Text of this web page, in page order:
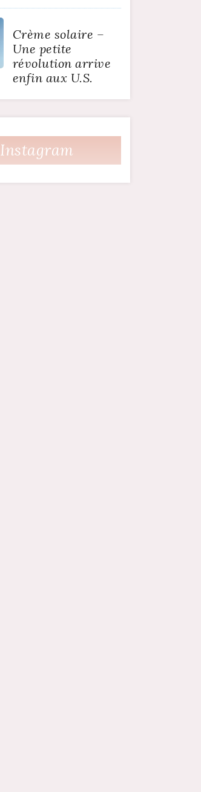
Crème solaire –
Une petite
révolution arrive
enfin aux U.S.
Instagram